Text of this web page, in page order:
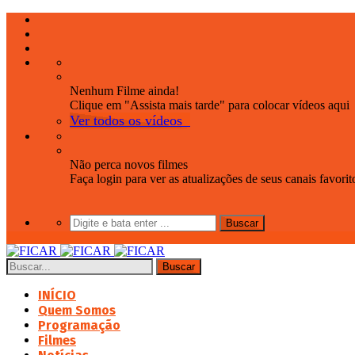
Nenhum Filme ainda!
Clique em "Assista mais tarde" para colocar vídeos aqui
Ver todos os vídeos
Não perca novos filmes
Faça login para ver as atualizações de seus canais
INÍCIO
Quem Somos
Programação
Filmes